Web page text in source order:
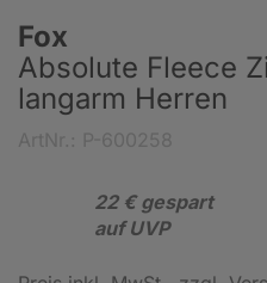
Fox
Absolute Fleece
langarm Herren
22 € gespart
auf UVP